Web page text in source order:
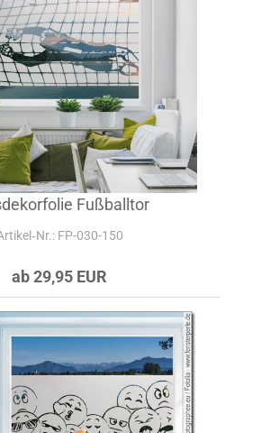
Fußballtor
FP-030-150
ab 29,95 EUR